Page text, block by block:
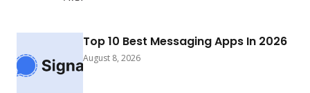
Top 10 Best Messaging Apps In 2026
August 8, 2026